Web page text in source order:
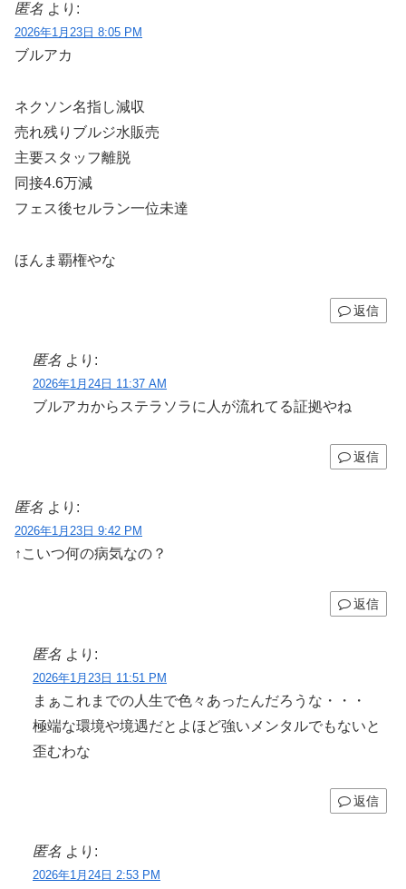
匿名 より:
2026年1月23日 8:05 PM
ブルアカ
ネクソン名指し減収
売れ残りブルジ水販売
主要スタッフ離脱
同接4.6万減
フェス後セルラン一位未達
ほんま覇権やな
返信
匿名 より:
2026年1月24日 11:37 AM
ブルアカからステラソラに人が流れてる証拠やね
返信
匿名 より:
2026年1月23日 9:42 PM
↑こいつ何の病気なの？
返信
匿名 より:
2026年1月23日 11:51 PM
まぁこれまでの人生で色々あったんだろうな・・・
極端な環境や境遇だとよほど強いメンタルでもないと
歪むわな
返信
匿名 より:
2026年1月24日 2:53 PM